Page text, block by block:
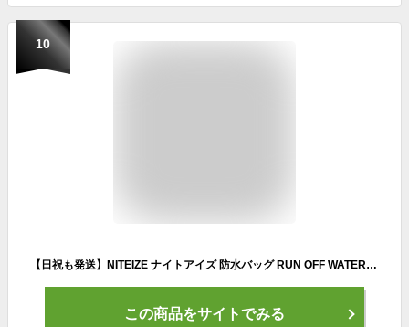
10
【日祝も発送】NITEIZE ナイトアイズ 防水バッグ RUN OFF WATERPROOF TRAVEL POUCH MEDIUM ランオフ ウォータープルーフトラベルポーチ ミディアム Mサイズ 完全防水 防塵 防じん ジッパー バッグ 水没防止 小物入れ マルチケース
この商品をサイトでみる